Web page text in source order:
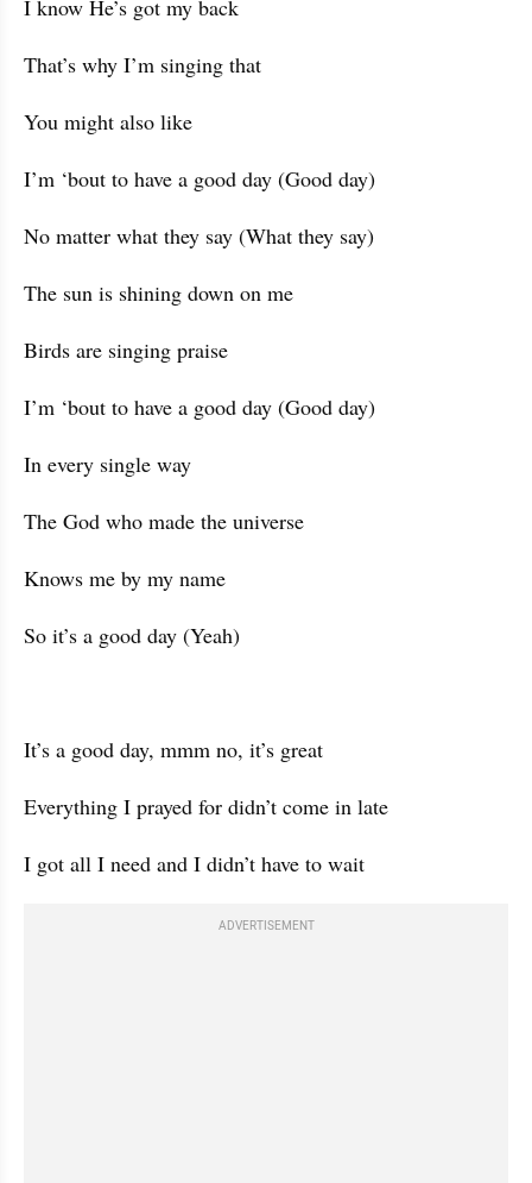
I know He’s got my back
That’s why I’m singing that
You might also like
I’m ‘bout to have a good day (Good day)
No matter what they say (What they say)
The sun is shining down on me
Birds are singing praise
I’m ‘bout to have a good day (Good day)
In every single way
The God who made the universe
Knows me by my name
So it’s a good day (Yeah)
It’s a good day, mmm no, it’s great
Everything I prayed for didn’t come in late
I got all I need and I didn’t have to wait
ADVERTISEMENT